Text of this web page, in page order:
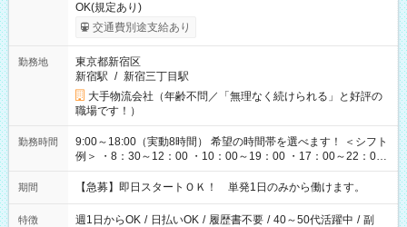
OK(規定あり)
交通費別途支給あり
勤務地
東京都新宿区
新宿駅 / 新宿三丁目駅
大手物流会社（年齢不問／「無理なく続けられる」と好評の
職場です！）
勤務時間
9:00～18:00（実動8時間） 希望の時間帯を選べます！ ＜シフト
例＞ ・8：30～12：00 ・10：00～19：00 ・17：00～22：00
・13：00～22：00 ・22：00～翌6：00 など
期間 【急募】即日スタートＯＫ！ 単発1日のみから働けます。
特徴 週1日からOK / 日払いOK / 履歴書不要 / 40～50代活躍中 / 副